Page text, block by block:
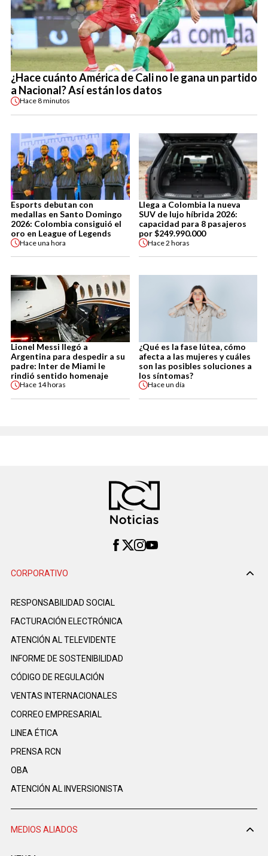
¿Hace cuánto América de Cali no le gana un partido
a Nacional? Así están los datos
Hace8 minutos
Esports debutan con
medallas en Santo Domingo
2026: Colombia consiguió el
oro en League of Legends
Haceuna hora
Llega a Colombia la nueva
SUV de lujo híbrida 2026:
capacidad para 8 pasajeros
por $249.990.000
Hace2 horas
Lionel Messi llegó a
Argentina para despedir a su
padre: Inter de Miami le
rindió sentido homenaje
Hace 14 horas
¿Qué es la fase lútea, cómo
afecta a las mujeres y cuáles
son las posibles soluciones a
los síntomas?
Haceun día
CORPORATIVO
RESPONSABILIDAD SOCIAL
FACTURACIÓN ELECTRÓNICA
ATENCIÓN AL TELEVIDENTE
INFORME DE SOSTENIBILIDAD
CÓDIGO DE REGULACIÓN
VENTAS INTERNACIONALES
CORREO EMPRESARIAL
LINEA ÉTICA
PRENSA RCN
OBA
ATENCIÓN AL INVERSIONISTA
MEDIOS ALIADOS